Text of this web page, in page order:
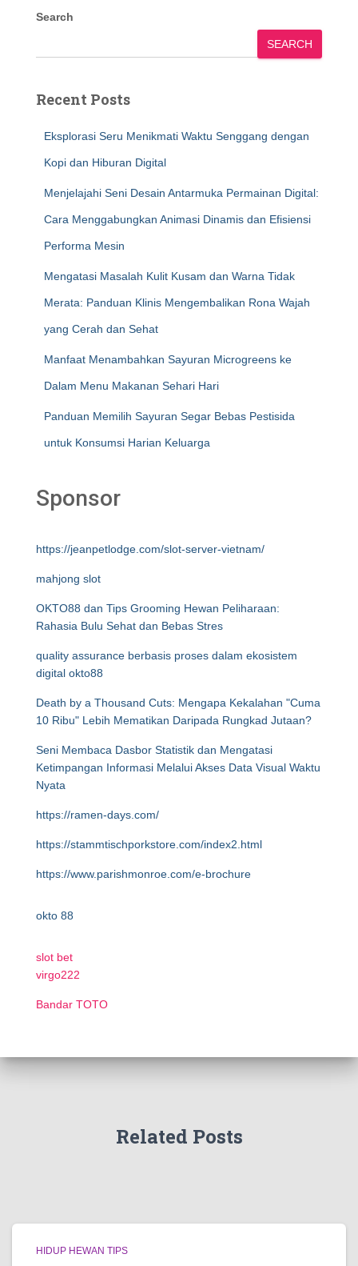
Search
SEARCH
Recent Posts
Eksplorasi Seru Menikmati Waktu Senggang dengan
Kopi dan Hiburan Digital
Menjelajahi Seni Desain Antarmuka Permainan Digital:
Cara Menggabungkan Animasi Dinamis dan Efisiensi
Performa Mesin
Mengatasi Masalah Kulit Kusam dan Warna Tidak
Merata: Panduan Klinis Mengembalikan Rona Wajah
yang Cerah dan Sehat
Manfaat Menambahkan Sayuran Microgreens ke
Dalam Menu Makanan Sehari Hari
Panduan Memilih Sayuran Segar Bebas Pestisida
untuk Konsumsi Harian Keluarga
Sponsor
https://jeanpetlodge.com/slot-server-vietnam/
mahjong slot
OKTO88 dan Tips Grooming Hewan Peliharaan:
Rahasia Bulu Sehat dan Bebas Stres
quality assurance berbasis proses dalam ekosistem
digital okto88
Death by a Thousand Cuts: Mengapa Kekalahan "Cuma
10 Ribu" Lebih Mematikan Daripada Rungkad Jutaan?
Seni Membaca Dasbor Statistik dan Mengatasi
Ketimpangan Informasi Melalui Akses Data Visual Waktu
Nyata
https://ramen-days.com/
https://stammtischporkstore.com/index2.html
https://www.parishmonroe.com/e-brochure
okto 88
slot bet
virgo222
Bandar TOTO
Related Posts
HIDUP HEWAN TIPS